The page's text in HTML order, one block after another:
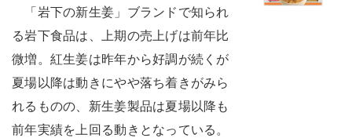
「岩下の新生姜」ブランドで知られ
る岩下食品は、上期の売上げは前年比
微増。紅生姜は昨年から好調が続くが
夏場以降は動きにやや落ち着きがみら
れるものの、新生姜製品は夏場以降も
前年実績を上回る動きとなっている。